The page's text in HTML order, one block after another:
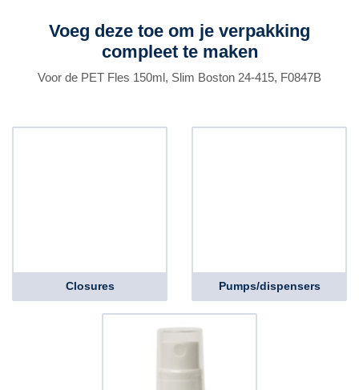
Voeg deze toe om je verpakking
compleet te maken
Voor de PET Fles 150ml, Slim Boston 24-415, F0847B
Closures Pumps/dispensers